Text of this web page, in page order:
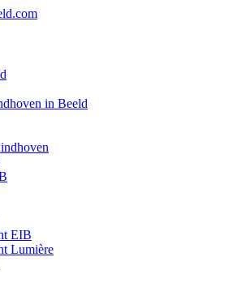
in Beeld
EIB
Lumière